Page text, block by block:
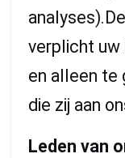
verplicht
en alleen te
die zij aan
Leden van